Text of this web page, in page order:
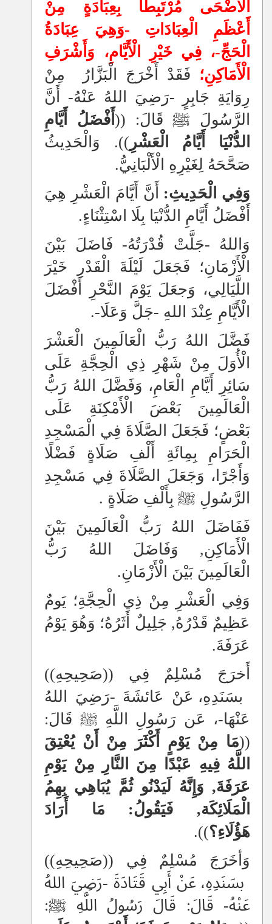
الْأَضْحَى مُرْتَبِطًا بِعِبَادَةٍ مِنْ
أَعْظَمِ الْعِبَادَاتِ -وَهِيَ عِبَادَةُ
الْحَجِّ-، فِي خَيْرِ الْأَيَّامِ، وَأَشْرَفِ
الْأَمَاكِنِ؛ فَقَدْ أَخْرَجَ الْبَزَّارُ مِنْ
رِوَايَةِ جَابِرٍ -رَضِيَ اللهُ عَنْهُ- أَنَّ
الرَّسُولَ ﷺ قَالَ: ((أَفْضَلُ أَيَّامِ
الدُّنْيَا أَيَّامُ الْعَشْرِ )). وَالْحَدِيثُ
صَحَّحَهُ لِغَيْرِهِ الْأَلْبَانِيُّ.
وَفِي الْحَدِيثِ: أَنَّ أَيَّامَ الْعَشْرِ هِيَ
أَفْضَلُ أَيَّامِ الدُّنْيَا بِلَا اسْتِثْنَاءٍ.
وَاللهُ -جَلَّتْ قُدْرَتُهُ- فَاضَلَ بَيْنَ
الْأَزْمَانِ؛ فَجَعَلَ لَيْلَةَ الْقَدْرِ خَيْرَ
اللَّيَالِي، وَجعَلَ يَوْمَ النَّحْرِ أَفْضَلَ
الْأَيَّامِ عِنْدَ اللهِ -جَلَّ وَعَلَا-.
فَضَّلَ اللهُ رَبُّ الْعَالَمِينَ الْعَشْرَ
الْأُوَلَ مِنْ شَهْرِ ذِي الْحِجَّةِ عَلَى
سَائِرِ أَيَّامِ الْعَامِ، وَفَضَّلَ اللهُ رَبُّ
الْعَالَمِينَ بَعْضَ الْأَمْكِنَةِ عَلَى
بَعْضٍ؛ فَجَعَلَ الصَّلَاةَ فِي الْمَسْجِدِ
الْحَرَامِ بِمِائَةِ أَلْفِ صَلَاةٍ فَضْلًا
وَأَجْرًا، وَجَعَلَ الصَّلَاةَ فِي مَسْجِدِ
الرَّسُولِ ﷺ بِأَلْفِ صَلَاةٍ .
فَفَاضَلَ اللهُ رَبُّ الْعَالَمِينَ بَيْنَ
الْأَمَاكِنِ, وَفَاضَلَ اللهُ رَبُّ
الْعَالَمِينَ بَيْنَ الْأَزْمَانِ.
وَفِي الْعَشْرِ مِنْ ذِي الْحِجَّةِ؛ يَومٌ
عَظِيمٌ قَدْرُهُ, جَلِيلٌ أَثَرُهُ؛ وَهُوَ يَوْمُ
عَرَفَةَ.
أَخرَجَ مُسْلِمٌ فِي ((صَحِيحِهِ))
بسَنَدِهِ، عَنْ عَائشَةَ -رَضِيَ اللهُ
عَنْهَا-، عَن رَسُولِ اللَّهِ ﷺ قَالَ:
((مَا مِنْ يَوْمٍ أَكْثَرَ مِنْ أَنْ يُعْتِقَ
اللَّهُ فِيهِ عَبْدًا مِنَ النَّارِ مِنْ يَوْمِ
عَرَفَةَ, وَإِنَّهُ لَيَدْنُو ثُمَّ يُبَاهِي بِهِمُ
الْمَلَائِكَة, فَيَقُولُ: مَا أَرَادَ
هَؤُلَاءِ؟)).
وَأخَرَجَ مُسْلِمٌ فِي ((صَحِيحِهِ))
بسَنَدِهِ، عَنْ أَبِي قَتَادَةَ -رَضِيَ اللهُ
عَنْهُ- قَالَ: قَالَ رَسُولُ اللَّهِ ﷺ: